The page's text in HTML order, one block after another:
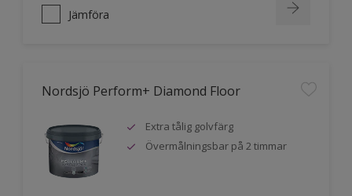
Jämföra
Nordsjö Perform+ Diamond Floor
Extra tålig golvfärg
Övermålningsbar på 2 timmar